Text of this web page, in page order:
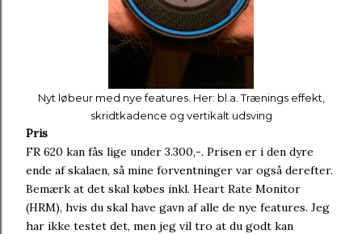
Nyt løbeur med nye features. Her: bl.a. Trænings effekt,
skridtkadence og vertikalt udsving
Pris
FR 620 kan fås lige under 3.300,-. Prisen er i den dyre
ende af skalaen, så mine forventninger var også derefter.
Bemærk at det skal købes inkl. Heart Rate Monitor
(HRM), hvis du skal have gavn af alle de nye features. Jeg
har ikke testet det, men jeg vil tro at du godt kan